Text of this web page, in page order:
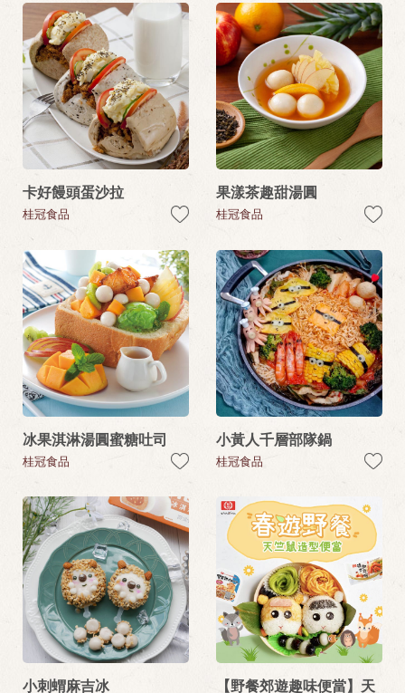
卡好饅頭蛋沙拉
桂冠食品
果漾茶趣甜湯圓
桂冠食品
冰果淇淋湯圓蜜糖吐司
桂冠食品
小黃人千層部隊鍋
桂冠食品
小刺蝟麻吉冰 【野餐郊遊趣味便當】天